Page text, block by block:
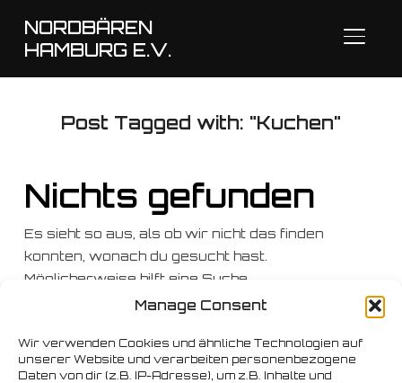
Manage Consent
Wir verwenden Cookies und ähnliche Technologien auf
unserer Website und verarbeiten personenbezogene
Daten von dir (z.B. IP-Adresse), um z.B. Inhalte und
NORDBÄREN
HAMBURG E.V.
Post Tagged with: "Kuchen"
Nichts gefunden
Es sieht so aus, als ob wir nicht das finden
konnten, wonach du gesucht hast.
Möglicherweise hilft eine Suche.